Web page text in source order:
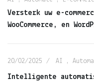
Versterk uw e-
WooCommerce, en
20/02/2025 AI ,
Intelligente